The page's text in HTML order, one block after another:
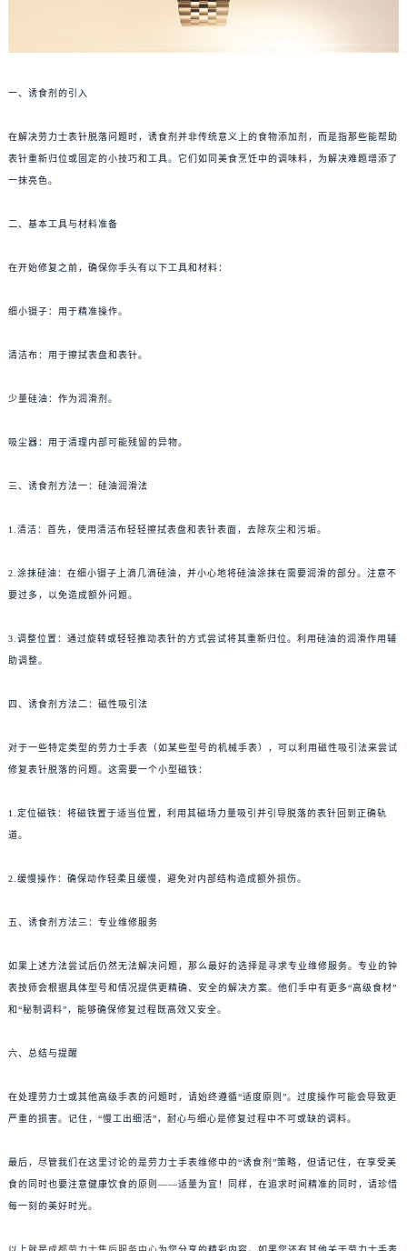
一、诱食剂的引入
在解决劳力士表针脱落问题时，诱食剂并非传统意义上的食物添加剂，而是指那些能帮助
表针重新归位或固定的小技巧和工具。它们如同美食烹饪中的调味料，为解决难题增添了
一抹亮色。
二、基本工具与材料准备
在开始修复之前，确保你手头有以下工具和材料：
细小镊子：用于精准操作。
清洁布：用于擦拭表盘和表针。
少量硅油：作为润滑剂。
吸尘器：用于清理内部可能残留的异物。
三、诱食剂方法一：硅油润滑法
1.清洁：首先，使用清洁布轻轻擦拭表盘和表针表面，去除灰尘和污垢。
2.涂抹硅油：在细小镊子上滴几滴硅油，并小心地将硅油涂抹在需要润滑的部分。注意不
要过多，以免造成额外问题。
3.调整位置：通过旋转或轻轻推动表针的方式尝试将其重新归位。利用硅油的润滑作用辅
助调整。
四、诱食剂方法二：磁性吸引法
对于一些特定类型的劳力士手表（如某些型号的机械手表），可以利用磁性吸引法来尝试
修复表针脱落的问题。这需要一个小型磁铁：
1.定位磁铁：将磁铁置于适当位置，利用其磁场力量吸引并引导脱落的表针回到正确轨
道。
2.缓慢操作：确保动作轻柔且缓慢，避免对内部结构造成额外损伤。
五、诱食剂方法三：专业维修服务
如果上述方法尝试后仍然无法解决问题，那么最好的选择是寻求专业维修服务。专业的钟
表技师会根据具体型号和情况提供更精确、安全的解决方案。他们手中有更多“高级食材”
和“秘制调料”，能够确保修复过程既高效又安全。
六、总结与提醒
在处理劳力士或其他高级手表的问题时，请始终遵循“适度原则”。过度操作可能会导致更
严重的损害。记住，“慢工出细活”，耐心与细心是修复过程中不可或缺的调料。
最后，尽管我们在这里讨论的是劳力士手表维修中的“诱食剂”策略，但请记住，在享受美
食的同时也要注意健康饮食的原则——适量为宜！同样，在追求时间精准的同时，请珍惜
每一刻的美好时光。